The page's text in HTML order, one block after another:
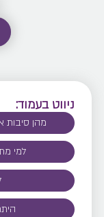
ניווט בעמוד:
מהן סיבות
למי